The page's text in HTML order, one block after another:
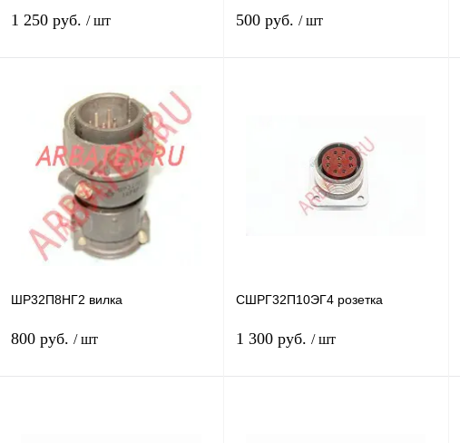
1 250 руб. / шт
Подписаться
Купить в 1 клик Сравнение
В избранное Недоступно
500 руб. / шт
Купить в 1 клик Сравнение
наличии
ШР32П8НГ2 вилка
800 руб. / шт
СШРГ32П10ЭГ4 розетка
1 300 руб. / шт